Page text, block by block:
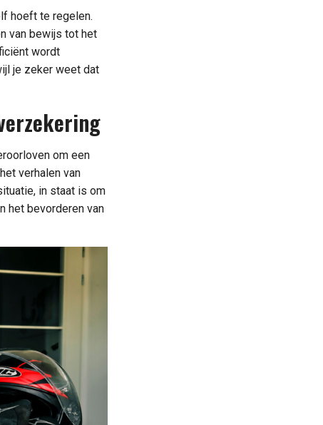
hoeft te regelen.
van bewijs tot het
wordt
je zeker weet dat
om een
verhalen van
in staat is om
het bevorderen van